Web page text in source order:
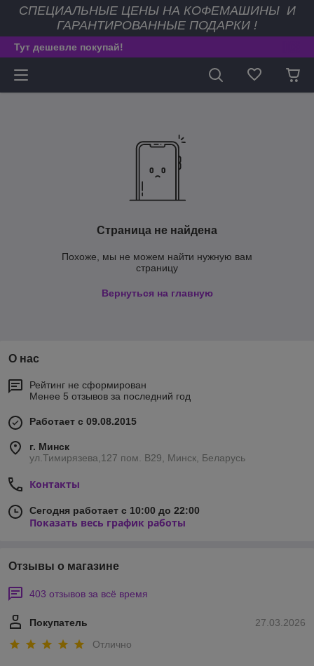
СПЕЦИАЛЬНЫЕ ЦЕНЫ НА КОФЕМАШИНЫ И
ГАРАНТИРОВАННЫЕ ПОДАРКИ !
Тут дешевле покупай!
Страница не найдена
Похоже, мы не можем найти нужную вам
страницу
Вернуться на главную
О нас
Рейтинг не сформирован
Менее 5 отзывов за последний год
Работает с 09.08.2015
г. Минск
ул.Тимирязева,127 пом. В29, Минск, Беларусь
Контакты
Сегодня работает с 10:00 до 22:00
Показать весь график работы
Отзывы о магазине
403 отзывов за всё время
27.03.2026
Покупатель
Отлично